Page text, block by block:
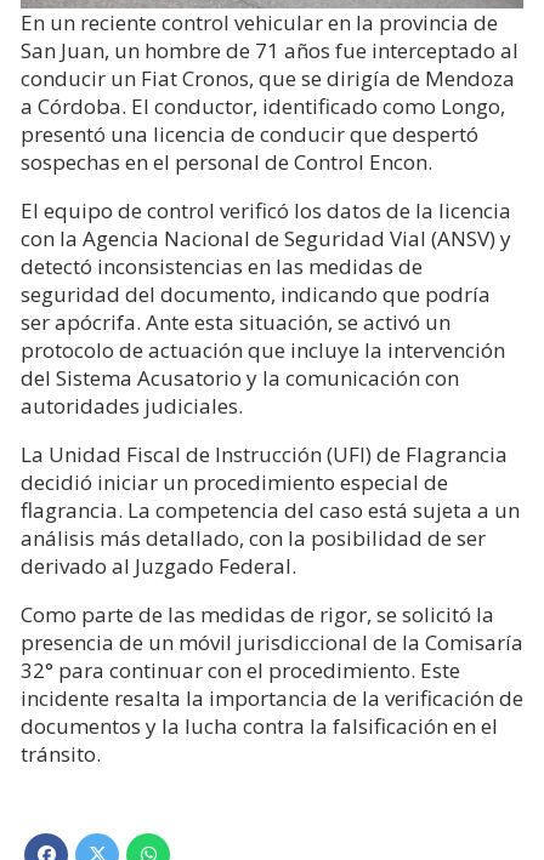
En un reciente control vehicular en la provincia de
San Juan, un hombre de 71 años fue interceptado al
conducir un Fiat Cronos, que se dirigía de Mendoza
a Córdoba. El conductor, identificado como Longo,
presentó una licencia de conducir que despertó
sospechas en el personal de Control Encon.
El equipo de control verificó los datos de la licencia
con la Agencia Nacional de Seguridad Vial (ANSV) y
detectó inconsistencias en las medidas de
seguridad del documento, indicando que podría
ser apócrifa. Ante esta situación, se activó un
protocolo de actuación que incluye la intervención
del Sistema Acusatorio y la comunicación con
autoridades judiciales.
La Unidad Fiscal de Instrucción (UFI) de Flagrancia
decidió iniciar un procedimiento especial de
flagrancia. La competencia del caso está sujeta a un
análisis más detallado, con la posibilidad de ser
derivado al Juzgado Federal.
Como parte de las medidas de rigor, se solicitó la
presencia de un móvil jurisdiccional de la Comisaría
32° para continuar con el procedimiento. Este
incidente resalta la importancia de la verificación de
documentos y la lucha contra la falsificación en el
tránsito.